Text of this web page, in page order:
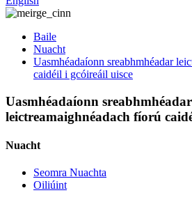
Baile
Nuacht
Uasmhéadaíonn sreabhmhéadar
caidéil i gcóireáil uisce
Uasmhéadaíonn sreabhmhéadar
leictreamaighnéadach fíorú
Nuacht
Seomra Nuachta
Oiliúint